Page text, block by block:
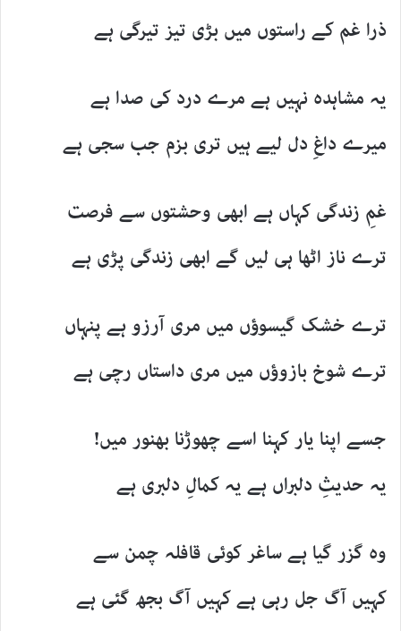
ذرا غم کے راستوں میں بڑی تیز تیرگی ہے
یہ مشاہدہ نہیں ہے مرے درد کی صدا ہے
میرے داغِ دل لیے ہیں تری بزم جب سجی ہے
غمِ زندگی کہاں ہے ابھی وحشتوں سے فرصت
ترے ناز اٹھا ہی لیں گے ابھی زندگی پڑی ہے
ترے خشک گیسوؤں میں مری آرزو ہے پنہاں
ترے شوخ بازوؤں میں مری داستاں رچی ہے
جسے اپنا یار کہنا اسے چھوڑنا بھنور میں!
یہ حدیثِ دلبراں ہے یہ کمالِ دلبری ہے
وہ گزر گیا ہے ساغر کوئی قافلہ چمن سے
کہیں آگ جل رہی ہے کہیں آگ بجھ گئی ہے